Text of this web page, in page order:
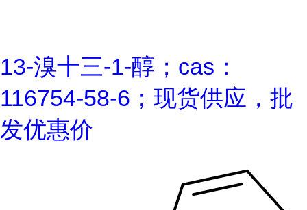
13-溴十三-1-醇；cas：
116754-58-6；现货供应，批
发优惠价